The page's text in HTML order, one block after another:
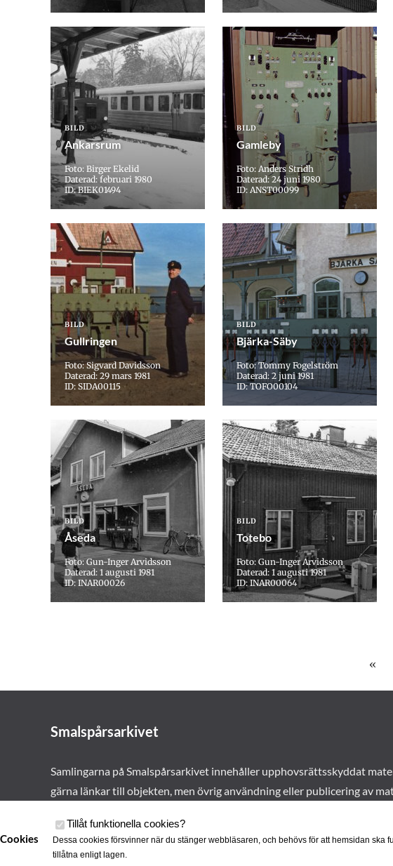
BILD
Ankarsrum
Foto: Birger Ekelid
Daterad: februari 1980
ID: BIEK01494
BILD
Gamleby
Foto: Anders Stridh
Daterad: 24 juni 1980
ID: ANST00099
BILD
Gullringen
Foto: Sigvard Davidsson
Daterad: 29 mars 1981
ID: SIDA00115
BILD
Bjärka-Säby
Foto: Tommy Fogelström
Daterad: 2 juni 1981
ID: TOFO00104
BILD
Åseda
Foto: Gun-Inger Arvidsson
Daterad: 1 augusti 1981
ID: INAR00026
BILD
Totebo
Foto: Gun-Inger Arvidsson
Daterad: 1 augusti 1981
ID: INAR00064
«
Smalspårsarkivet
Samlingarna på Smalspårsarkivet innehåller upphovsrättsskyddat
gärna länkar till objekten, men övrig användning eller publicering av
Cookies
Tillåt funktionella cookies?
Dessa cookies försvinner när du stänger webbläsaren, och behövs för att hemsidan ska
tillåtna enligt lagen.